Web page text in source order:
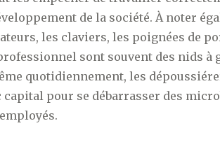
de la société. À noter
les claviers, les poignées de
sont souvent des nids à
quotidiennement, les
capital pour se débarrasser des